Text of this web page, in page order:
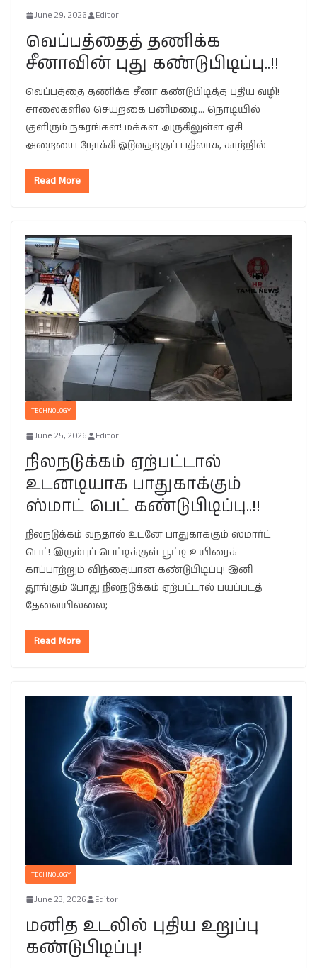
June 29, 2026 Editor
வெப்பத்தைத் தணிக்க
சீனாவின் புது கண்டுபிடிப்பு..!!
வெப்பத்தை தணிக்க சீனா கண்டுபிடித்த புதிய வழி!
சாலைகளில் செயற்கை பனிமழை… நொடியில்
குளிரும் நகரங்கள்! மக்கள் அருகிலுள்ள ஏசி
அறையை நோக்கி ஓடுவதற்குப் பதிலாக, காற்றில்
Read More
TECHNOLOGY
June 25, 2026 Editor
நிலநடுக்கம் ஏற்பட்டால்
உடனடியாக பாதுகாக்கும்
ஸ்மாட் பெட் கண்டுபிடிப்பு..!!
நிலநடுக்கம் வந்தால் உடனே பாதுகாக்கும் ஸ்மார்ட்
பெட்! இரும்புப் பெட்டிக்குள் பூட்டி உயிரைக்
காப்பாற்றும் விந்தையான கண்டுபிடிப்பு! இனி
தூங்கும் போது நிலநடுக்கம் ஏற்பட்டால் பயப்படத்
தேவையில்லை;
Read More
TECHNOLOGY
June 23, 2026 Editor
மனித உடலில் புதிய உறுப்பு
கண்டுபிடிப்பு!